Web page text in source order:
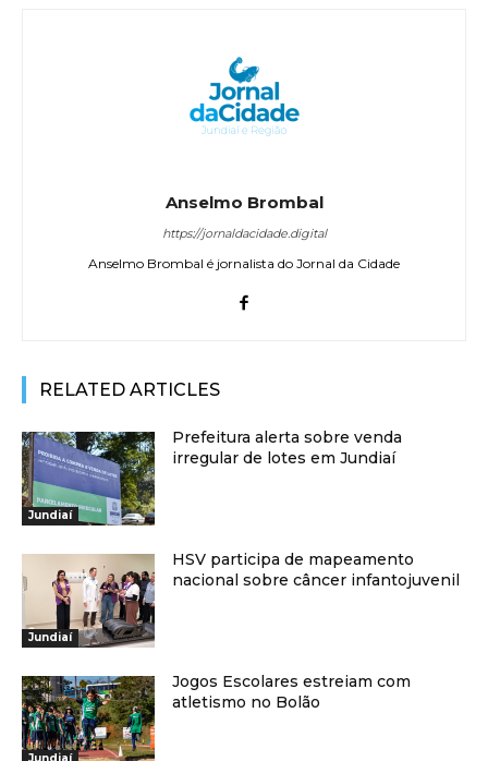
Anselmo Brombal
https://jornaldacidade.digital
Anselmo Brombal é jornalista do Jornal da Cidade
RELATED ARTICLES
Jundiaí
Prefeitura alerta sobre venda
irregular de lotes em Jundiaí
Jundiaí
HSV participa de mapeamento
nacional sobre câncer infantojuvenil
Jogos Escolares estreiam com
atletismo no Bolão